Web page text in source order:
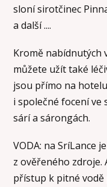
sloní sirotčinec
a další ....
Kromě nabídnutých
můžete užít také
jsou přímo na
i společné focení ve
sárí a sárongách.
VODA: na SríLance
z ověřeného zdroje.
přístup k pitné vodě